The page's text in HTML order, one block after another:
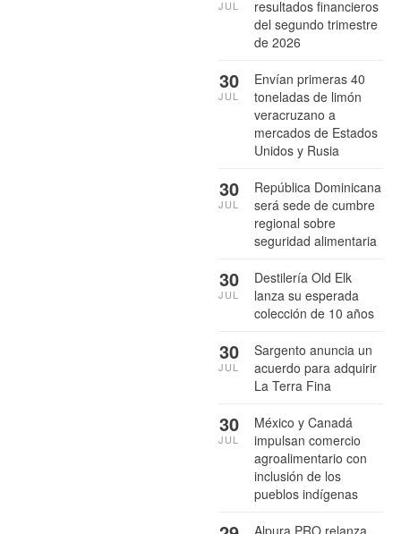
resultados financieros
del segundo trimestre
de 2026
JUL
Envían primeras 40
toneladas de limón
veracruzano a
mercados de Estados
Unidos y Rusia
30
JUL
República Dominicana
será sede de cumbre
regional sobre
seguridad alimentaria
30
JUL
Destilería Old Elk
lanza su esperada
colección de 10 años
30
JUL
Sargento anuncia un
acuerdo para adquirir
La Terra Fina
30
JUL
México y Canadá
impulsan comercio
agroalimentario con
inclusión de los
pueblos indígenas
30
JUL
Alpura PRO relanza